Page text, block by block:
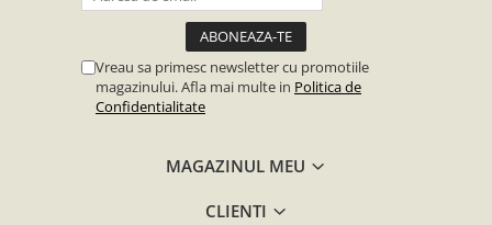
Vreau sa primesc newsletter cu promotiile
magazinului. Afla mai multe in Politica de
Confidentialitate
MAGAZINUL MEU
CLIENTI